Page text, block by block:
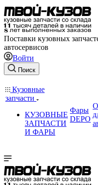
Поставки кузовных
автосервисов
Войти
Поиск
Кузовные
запчасти
КУЗОВНЫЕ
ЗАПЧАСТИ
И ФАРЫ
Фары
DEPO